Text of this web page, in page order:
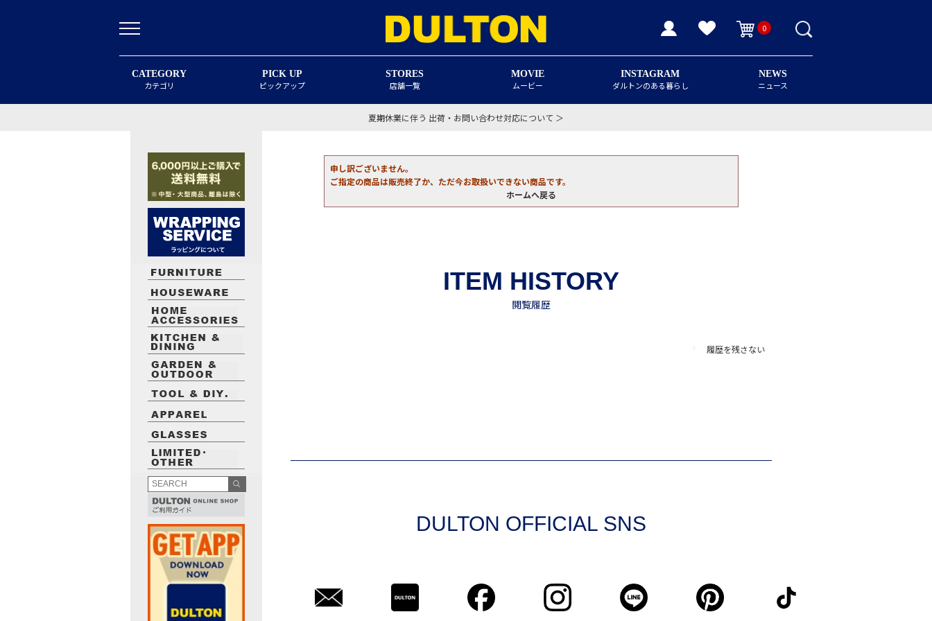
0
CATEGORY
カテゴリ
PICK UP
ピックアップ
STORES
店舗一覧
MOVIE
ムービー
INSTAGRAM
ダルトンのある暮らし
NEWS
ニュース
夏期休業に伴う 出荷・お問い合わせ対応について ＞
申し訳ございません。
ご指定の商品は販売終了か、ただ今お取扱いできない商品です。
ホームへ戻る
履歴を残さない
DULTON OFFICIAL SNS